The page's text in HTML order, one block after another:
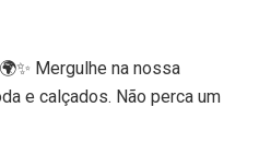
Mergulhe na nossa
e calçados. Não perca um